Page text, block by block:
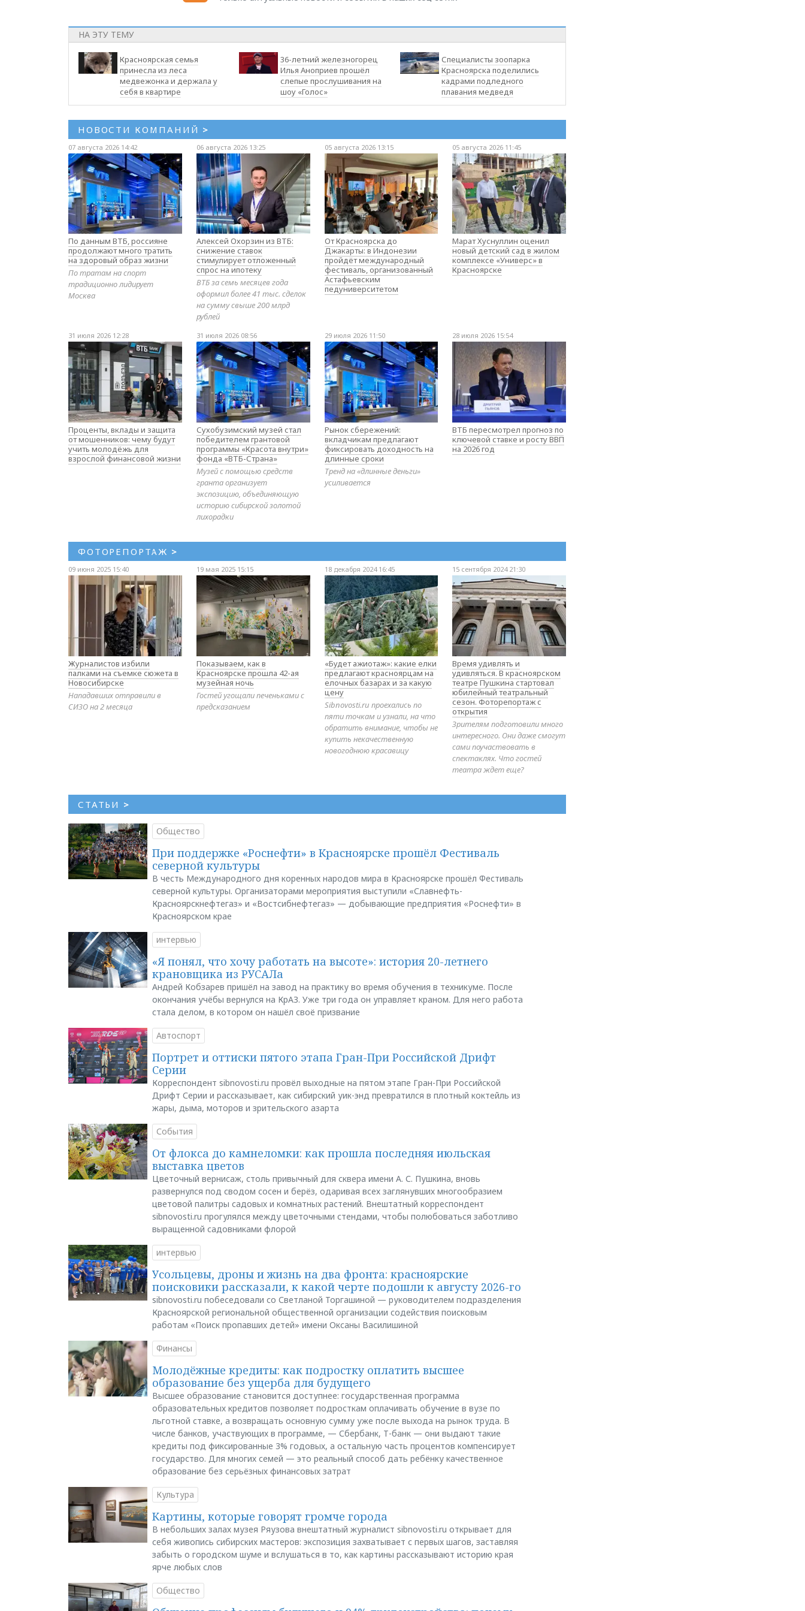
НА ЭТУ ТЕМУ
Красноярская семья
принесла из леса
медвежонка и держала у
себя в квартире
36-летний железногорец
Илья Аноприев прошёл
слепые прослушивания на
шоу «Голос»
Специалисты зоопарка
Красноярска поделились
кадрами подледного
плавания медведя
НОВОСТИ КОМПАНИЙ >
07 августа 2026 14:42
По данным ВТБ, россияне
продолжают много тратить
на здоровый образ жизни
По тратам на спорт
традиционно лидирует
Москва
06 августа 2026 13:25
Алексей Охорзин из ВТБ:
снижение ставок
стимулирует отложенный
спрос на ипотеку
ВТБ за семь месяцев года
оформил более 41 тыс. сделок
на сумму свыше 200 млрд
рублей
05 августа 2026 13:15
От Красноярска до
Джакарты: в Индонезии
пройдёт международный
фестиваль, организованный
Астафьевским
педуниверситетом
05 августа 2026 11:45
Марат Хуснуллин оценил
новый детский сад в жилом
комплексе «Универс» в
Красноярске
31 июля 2026 12:28
Проценты, вклады и защита
от мошенников: чему будут
учить молодёжь для
взрослой финансовой жизни
31 июля 2026 08:56
Сухобузимский музей стал
победителем грантовой
программы «Красота внутри»
фонда «ВТБ-Страна»
Музей с помощью средств
гранта организует
экспозицию, объединяющую
историю сибирской золотой
лихорадки
29 июля 2026 11:50
Рынок сбережений:
вкладчикам предлагают
фиксировать доходность на
длинные сроки
Тренд на «длинные деньги»
усиливается
28 июля 2026 15:54
ВТБ пересмотрел прогноз по
ключевой ставке и росту ВВП
на 2026 год
ФОТОРЕПОРТАЖ >
09 июня 2025 15:40
Журналистов избили
палками на съемке сюжета в
Новосибирске
Нападавших отправили в
СИЗО на 2 месяца
19 мая 2025 15:15
Показываем, как в
Красноярске прошла 42-ая
музейная ночь
Гостей угощали печеньками с
предсказанием
18 декабря 2024 16:45
«Будет ажиотаж»: какие елки
предлагают красноярцам на
елочных базарах и за какую
цену
Sibnovosti.ru проехались по
пяти точкам и узнали, на что
обратить внимание, чтобы не
купить некачественную
новогоднюю красавицу
15 сентября 2024 21:30
Время удивлять и
удивляться. В красноярском
театре Пушкина стартовал
юбилейный театральный
сезон. Фоторепортаж с
открытия
Зрителям подготовили много
интересного. Они даже смогут
сами поучаствовать в
спектаклях. Что гостей
театра ждет еще?
СТАТЬИ >
Общество
При поддержке «Роснефти» в Красноярске прошёл Фестиваль
северной культуры
В честь Международного дня коренных народов мира в Красноярске прошёл Фестиваль
северной культуры. Организаторами мероприятия выступили «Славнефть-
Красноярскнефтегаз» и «Востсибнефтегаз» — добывающие предприятия «Роснефти» в
Красноярском крае
интервью
«Я понял, что хочу работать на высоте»: история 20-летнего
крановщика из РУСАЛа
Андрей Кобзарев пришёл на завод на практику во время обучения в техникуме. После
окончания учёбы вернулся на КрАЗ. Уже три года он управляет краном. Для него работа
стала делом, в котором он нашёл своё призвание
Автоспорт
Портрет и оттиски пятого этапа Гран-При Российской Дрифт
Серии
Корреспондент sibnovosti.ru провёл выходные на пятом этапе Гран-При Российской
Дрифт Серии и рассказывает, как сибирский уик-энд превратился в плотный коктейль из
жары, дыма, моторов и зрительского азарта
События
От флокса до камнеломки: как прошла последняя июльская
выставка цветов
Цветочный вернисаж, столь привычный для сквера имени А. С. Пушкина, вновь
развернулся под сводом сосен и берёз, одаривая всех заглянувших многообразием
цветовой палитры садовых и комнатных растений. Внештатный корреспондент
sibnovosti.ru прогулялся между цветочными стендами, чтобы полюбоваться заботливо
выращенной садовниками флорой
интервью
Усольцевы, дроны и жизнь на два фронта: красноярские
поисковики рассказали, к какой черте подошли к августу 2026-го
sibnovosti.ru побеседовали со Светланой Торгашиной — руководителем подразделения
Красноярской региональной общественной организации содействия поисковым
работам «Поиск пропавших детей» имени Оксаны Василишиной
Финансы
Молодёжные кредиты: как подростку оплатить высшее
образование без ущерба для будущего
Высшее образование становится доступнее: государственная программа
образовательных кредитов позволяет подросткам оплачивать обучение в вузе по
льготной ставке, а возвращать основную сумму уже после выхода на рынок труда. В
числе банков, участвующих в программе, — Сбербанк, Т-банк — они выдают такие
кредиты под фиксированные 3% годовых, а остальную часть процентов компенсирует
государство. Для многих семей — это реальный способ дать ребёнку качественное
образование без серьёзных финансовых затрат
Культура
Картины, которые говорят громче города
В небольших залах музея Ряузова внештатный журналист sibnovosti.ru открывает для
себя живопись сибирских мастеров: экспозиция захватывает с первых шагов, заставляя
забыть о городском шуме и вслушаться в то, как картины рассказывают историю края
ярче любых слов
Общество